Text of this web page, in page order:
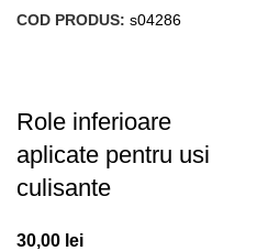
COD PRODUS: s04286
Role inferioare
aplicate pentru usi
culisante
30,00 lei